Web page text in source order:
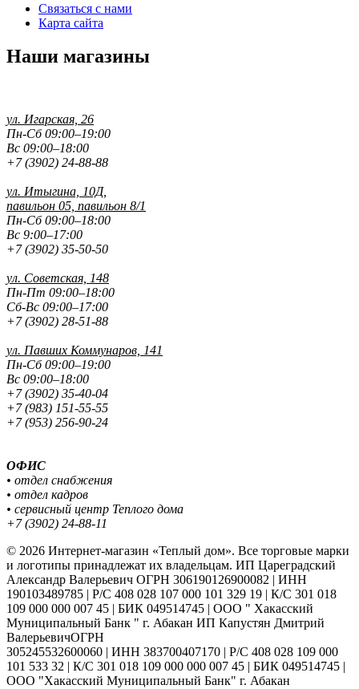
Связаться с нами
Карта сайта
Наши магазины
ул. Игарская, 26
Пн-Сб 09:00–19:00
Вс 09:00–18:00
+7 (3902) 24-88-88
ул. Итыгина, 10Д,
павильон 05, павильон 8/1
Пн-Сб 09:00–18:00
Вс 9:00–17:00
+7 (3902) 35-50-50
ул. Советская, 148
Пн-Пт 09:00–18:00
Сб-Вс 09:00–17:00
+7 (3902) 28-51-88
ул. Павших Коммунаров, 141
Пн-Сб 09:00–19:00
Вс 09:00–18:00
+7 (3902) 35-40-04
+7 (983) 151-55-55
+7 (953) 256-90-24
ОФИС
• отдел снабжения
• отдел кадров
• сервисный центр Теплого дома
+7 (3902) 24-88-11
© 2026 Интернет-магазин «Теплый дом». Все торговые марки
и логотипы принадлежат их владельцам. ИП Цареградский
Александр Валерьевич ОГРН 306190126900082 | ИНН
190103489785 | Р/С 408 028 107 000 101 329 19 | К/С 301 018
109 000 000 007 45 | БИК 049514745 | ООО " Хакасский
Муниципальный Банк " г. Абакан ИП Капустян Дмитрий
ВалерьевичОГРН
305245532600060 | ИНН 383700407170 | Р/С 408 028 109 000
101 533 32 | К/С 301 018 109 000 000 007 45 | БИК 049514745 |
ООО "Хакасский Муниципальный Банк" г. Абакан